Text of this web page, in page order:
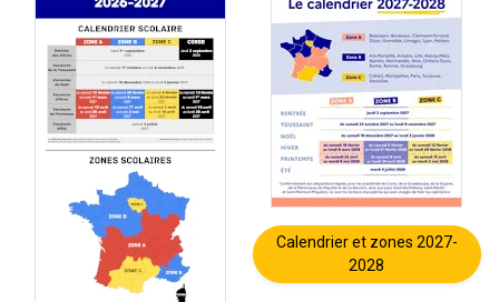
Calendrier et zones 2027-
2028